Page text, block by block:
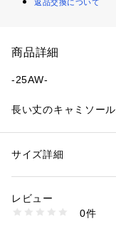
返品交換について
商品詳細
-25AW-
長い丈のキャミソー
■デザイン
キャミソールセット。
ホワイト：ホワイト
性別：キッズ・ベビー
素材：【Tシャツ】 （
生産国：中国
サイズ詳細
レビュー
0件